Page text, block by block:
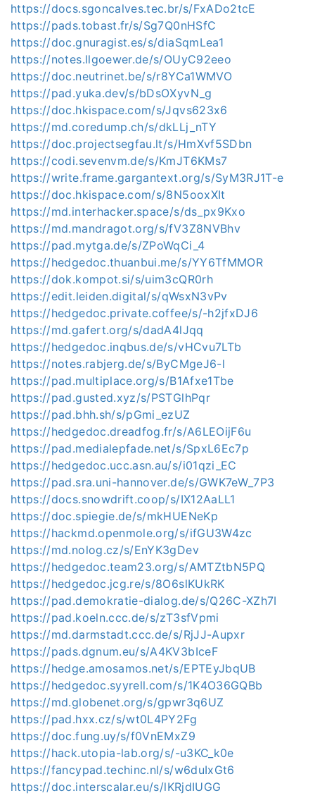
https://docs.sgoncalves.tec.br/s/FxADo2tcE
https://pads.tobast.fr/s/Sg7Q0nHSfC
https://doc.gnuragist.es/s/diaSqmLea1
https://notes.llgoewer.de/s/OUyC92eeo
https://doc.neutrinet.be/s/r8YCa1WMVO
https://pad.yuka.dev/s/bDsOXyvN_g
https://doc.hkispace.com/s/Jqvs623x6
https://md.coredump.ch/s/dkLLj_nTY
https://doc.projectsegfau.lt/s/HmXvf5SDbn
https://codi.sevenvm.de/s/KmJT6KMs7
https://write.frame.gargantext.org/s/SyM3RJ1T-e
https://doc.hkispace.com/s/8N5ooxXIt
https://md.interhacker.space/s/ds_px9Kxo
https://md.mandragot.org/s/fV3Z8NVBhv
https://pad.mytga.de/s/ZPoWqCi_4
https://hedgedoc.thuanbui.me/s/YY6TfMMOR
https://dok.kompot.si/s/uim3cQR0rh
https://edit.leiden.digital/s/qWsxN3vPv
https://hedgedoc.private.coffee/s/-h2jfxDJ6
https://md.gafert.org/s/dadA4lJqq
https://hedgedoc.inqbus.de/s/vHCvu7LTb
https://notes.rabjerg.de/s/ByCMgeJ6-l
https://pad.multiplace.org/s/B1Afxe1Tbe
https://pad.gusted.xyz/s/PSTGlhPqr
https://pad.bhh.sh/s/pGmi_ezUZ
https://hedgedoc.dreadfog.fr/s/A6LEOijF6u
https://pad.medialepfade.net/s/SpxL6Ec7p
https://hedgedoc.ucc.asn.au/s/i01qzi_EC
https://pad.sra.uni-hannover.de/s/GWK7eW_7P3
https://docs.snowdrift.coop/s/IX12AaLL1
https://doc.spiegie.de/s/mkHUENeKp
https://hackmd.openmole.org/s/ifGU3W4zc
https://md.nolog.cz/s/EnYK3gDev
https://hedgedoc.team23.org/s/AMTZtbN5PQ
https://hedgedoc.jcg.re/s/8O6slKUkRK
https://pad.demokratie-dialog.de/s/Q26C-XZh7I
https://pad.koeln.ccc.de/s/zT3sfVpmi
https://md.darmstadt.ccc.de/s/RjJJ-Aupxr
https://pads.dgnum.eu/s/A4KV3bIceF
https://hedge.amosamos.net/s/EPTEyJbqUB
https://hedgedoc.syyrell.com/s/1K4O36GQBb
https://md.globenet.org/s/gpwr3q6UZ
https://pad.hxx.cz/s/wt0L4PY2Fg
https://doc.fung.uy/s/f0VnEMxZ9
https://hack.utopia-lab.org/s/-u3KC_k0e
https://fancypad.techinc.nl/s/w6duIxGt6
https://doc.interscalar.eu/s/lKRjdIUGG